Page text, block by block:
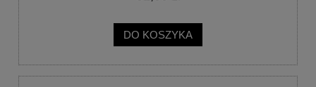
DO KOSZYKA